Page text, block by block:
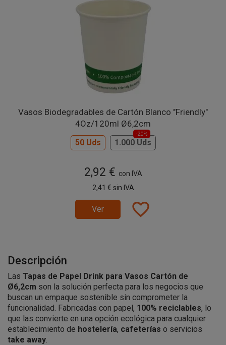
Vasos Biodegradables de Cartón Blanco "Friendly"
4Oz/120ml Ø6,2cm
50 Uds 1.000 Uds
-20%
2,92 € con IVA
2,41 € sin IVA
Ver favorite_border
Descripción
Las Tapas de Papel Drink para Vasos Cartón de
Ø6,2cm son la solución perfecta para los negocios que
buscan un empaque sostenible sin comprometer la
funcionalidad. Fabricadas con papel, 100% reciclables, lo
que las convierte en una opción ecológica para cualquier
establecimiento de hostelería, cafeterías o servicios
take away.